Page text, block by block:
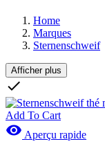
Home
Marques
Sternenschweif
Effacer les filtres
Prix
CHF
Nouveaux Produits
Afficher plus

Add To Cart
 Aperçu rapide